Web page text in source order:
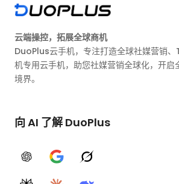
云端操控，拓展全球商机
DuoPlus云手机，专注打造全球社媒营销
机专用云手机，助您社媒营销全球化，开启
境界。
向 AI 了解 DuoPlus
ChatGPTGoogle AIGrok